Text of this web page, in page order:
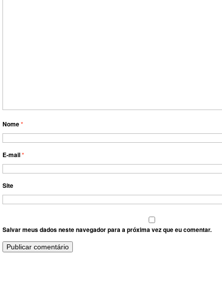
Nome*
E-mail*
Site
Salvar meus dados neste navegador para a próxima vez que eu comentar.